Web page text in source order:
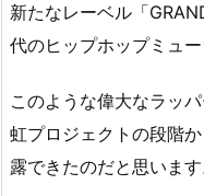
新たなレーベル「
代のヒップホップミュ
このような偉大なラッ
虹プロジェクトの段階
露できたのだと思います